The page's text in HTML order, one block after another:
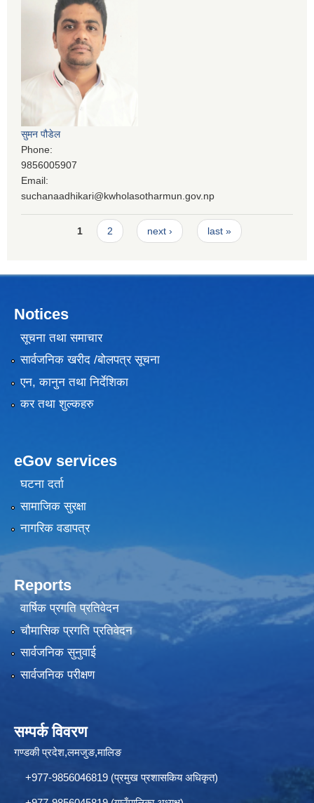
सुमन पौडेल
Phone:
9856005907
Email:
suchanaadhikari@kwholasotharmun.gov.np
Pages1 2 next › last »
Notices
सूचना तथा समाचार
सार्वजनिक खरीद /बोलपत्र सूचना
एन, कानुन तथा निर्देशिका
कर तथा शुल्कहरु
eGov services
घटना दर्ता
सामाजिक सुरक्षा
नागरिक वडापत्र
Reports
वार्षिक प्रगति प्रतिवेदन
चौमासिक प्रगति प्रतिवेदन
सार्वजनिक सुनुवाई
सार्वजनिक परीक्षण
सम्पर्क विवरण
गण्डकी प्रदेश,लमजुङ,मालिङ
+977-9856046819 (प्रमुख प्रशासकिय अधिकृत)